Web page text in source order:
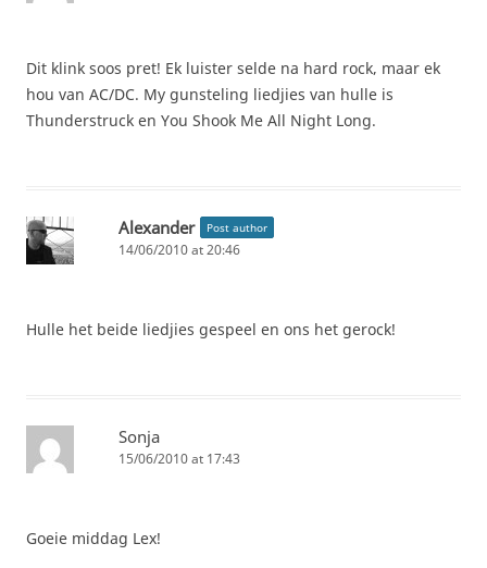
Dit klink soos pret! Ek luister selde na hard rock, maar ek
hou van AC/DC. My gunsteling liedjies van hulle is
Thunderstruck en You Shook Me All Night Long.
Alexander Post author
14/06/2010 at 20:46
Hulle het beide liedjies gespeel en ons het gerock!
Sonja
15/06/2010 at 17:43
Goeie middag Lex!